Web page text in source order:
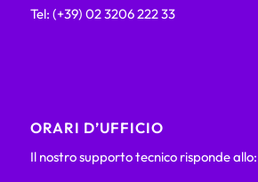
Tel: (+39) 02 3206 222 33
ORARI D’UFFICIO
Il nostro supporto tecnico risponde